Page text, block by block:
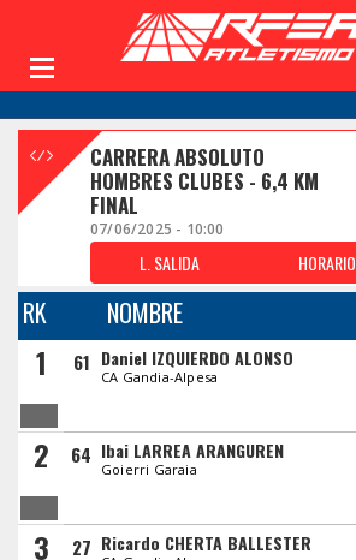
CARRERA ABSOLUTO
HOMBRES CLUBES - 6,4 KM
FINAL
07/06/2025 - 10:00
L. SALIDA HORARIO
RK NOMBRE
1 61 Daniel IZQUIERDO ALONSO
CA Gandia-Alpesa
2 64 Ibai LARREA ARANGUREN
Goierri Garaia
3 27 Ricardo CHERTA BALLESTER